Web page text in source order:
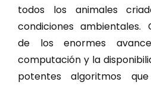
todos los animales
condiciones ambientales.
de los enormes
computación y la
potentes algoritmos